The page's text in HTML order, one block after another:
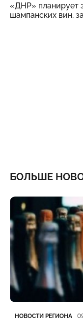
«ДНР» планирует
шампанских вин,
БОЛЬШЕ
Категория
НОВОСТИ РЕГИОНА
Дата публикации